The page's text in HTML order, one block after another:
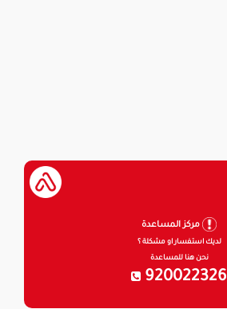
مركز المساعدة
لديك استفسار او مشكلة ؟
نحن هنا للمساعدة
920022326